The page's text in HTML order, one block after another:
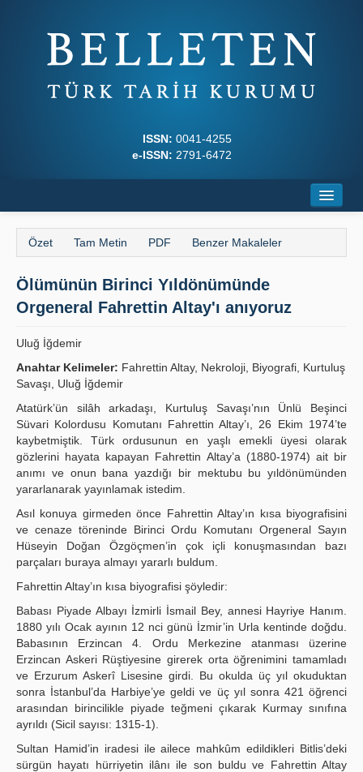
ISSN: 0041-4255
e-ISSN: 2791-6472
Hakkında
Dergi Kurulları
Yazım Kuralları
İlkeler
Yayın Politikaları
İletişim
Özet Tam Metin PDF Benzer Makaleler
Ölümünün Birinci Yıldönümünde
Orgeneral Fahrettin Altay'ı anıyoruz
Uluğ İğdemir
Anahtar Kelimeler: Fahrettin Altay, Nekroloji, Biyografi, Kurtuluş
Savaşı, Uluğ İğdemir
Atatürk’ün silâh arkadaşı, Kurtuluş Savaşı’nın Ünlü Beşinci
Süvari Kolordusu Komutanı Fahrettin Altay’ı, 26 Ekim 1974’te
kaybetmiştik. Türk ordusunun en yaşlı emekli üyesi olarak
gözlerini hayata kapayan Fahrettin Altay’a (1880-1974) ait bir
anımı ve onun bana yazdığı bir mektubu bu yıldönümünden
yararlanarak yayınlamak istedim.
Asıl konuya girmeden önce Fahrettin Altay’ın kısa biyografisini
ve cenaze töreninde Birinci Ordu Komutanı Orgeneral Sayın
Hüseyin Doğan Özgöçmen’in çok içli konuşmasından bazı
parçaları buraya almayı yararlı buldum.
Fahrettin Altay’ın kısa biyografisi şöyledir:
Babası Piyade Albayı İzmirli İsmail Bey, annesi Hayriye Hanım.
1880 yılı Ocak ayının 12 nci günü İzmir’in Urla kentinde doğdu.
Babasının Erzincan 4. Ordu Merkezine atanması üzerine
Erzincan Askeri Rüştiyesine girerek orta öğrenimini tamamladı
ve Erzurum Askerî Lisesine girdi. Bu okulda üç yıl okuduktan
sonra İstanbul’da Harbiye’ye geldi ve üç yıl sonra 421 öğrenci
arasından birincilikle piyade teğmeni çıkarak Kurmay sınıfına
ayrıldı (Sicil sayısı: 1315-1).
Sultan Hamid’in iradesi ile ailece mahkûm edildikleri Bitlis’deki
sürgün hayatı hürriyetin ilânı ile son buldu ve Fahrettin Altay